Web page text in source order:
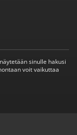
sinulle hakusi
voit vaikuttaa